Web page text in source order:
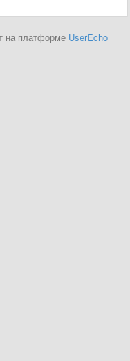
на платформе UserEcho